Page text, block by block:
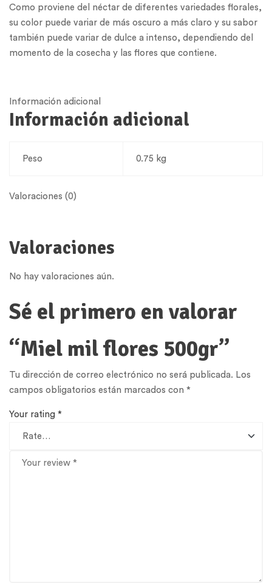
Como proviene del néctar de diferentes variedades florales,
su color puede variar de más oscuro a más claro y su sabor
también puede variar de dulce a intenso, dependiendo del
momento de la cosecha y las flores que contiene.
Información adicional
Información adicional
Peso 0.75 kg
Valoraciones (0)
Valoraciones
No hay valoraciones aún.
Sé el primero en valorar
“Miel mil flores 500gr”
Tu dirección de correo electrónico no será publicada. Los
campos obligatorios están marcados con *
Your rating *